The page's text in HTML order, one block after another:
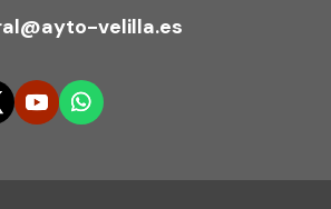
velilla.es